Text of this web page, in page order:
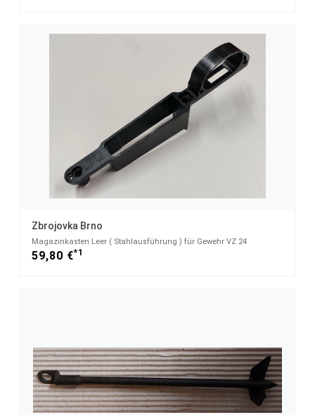
Zbrojovka Brno
Magazinkasten Leer ( Stahlausführung ) für Gewehr VZ 24
59,80 €*1